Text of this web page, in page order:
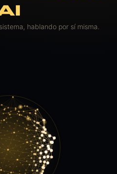
hablando por sí misma.